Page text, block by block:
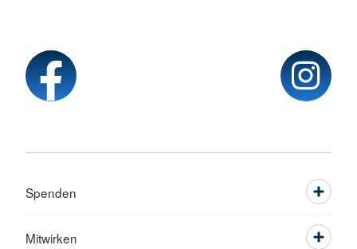
Spenden
Mitwirken